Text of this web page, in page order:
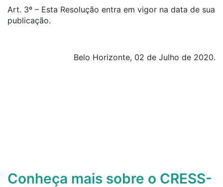
Art. 3º – Esta Resolução entra em vigor na data de sua
publicação.
Belo Horizonte, 02 de Julho de 2020.
Conheça mais sobre o CRESS-